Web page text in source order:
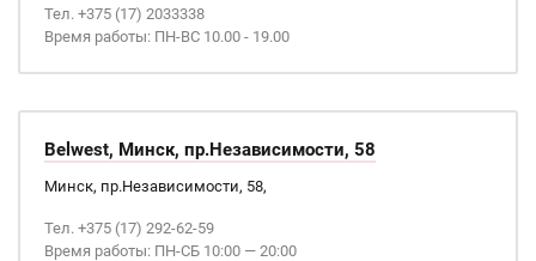
Тел. +375 (17) 2033338
Время работы: ПН-ВС 10.00 - 19.00
Belwest, Минск, пр.Независимости, 58
Минск, пр.Независимости, 58,
Тел. +375 (17) 292-62-59
Время работы: ПН-СБ 10:00 — 20:00